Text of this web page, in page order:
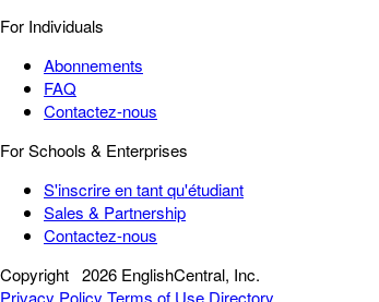
For Individuals
Abonnements
FAQ
Contactez-nous
For Schools & Enterprises
S'inscrire en tant qu'étudiant
Sales & Partnership
Contactez-nous
Copyright 2026 EnglishCentral, Inc.